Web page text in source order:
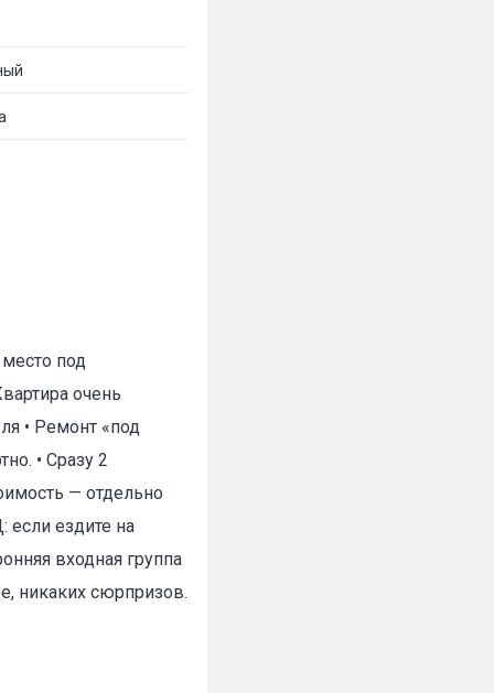
под
очень
• Ремонт «под
• Сразу 2
— отдельно
если ездите на
входная группа
никаких сюрпризов.